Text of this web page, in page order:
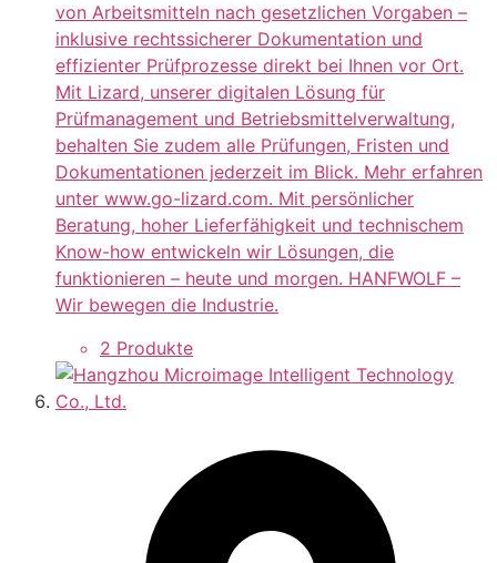
von Arbeitsmitteln nach gesetzlichen Vorgaben –
inklusive rechtssicherer Dokumentation und
effizienter Prüfprozesse direkt bei Ihnen vor Ort.
Mit Lizard, unserer digitalen Lösung für
Prüfmanagement und Betriebsmittelverwaltung,
behalten Sie zudem alle Prüfungen, Fristen und
Dokumentationen jederzeit im Blick. Mehr erfahren
unter www.go-lizard.com. Mit persönlicher
Beratung, hoher Lieferfähigkeit und technischem
Know-how entwickeln wir Lösungen, die
funktionieren – heute und morgen. HANFWOLF –
Wir bewegen die Industrie.
2 Produkte